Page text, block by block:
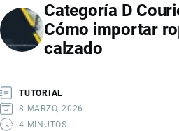
A
ECUADOR
Categoría D
Cómo importar
calzado
TUTORIAL
8 MARZO, 2026
4 MINUTOS